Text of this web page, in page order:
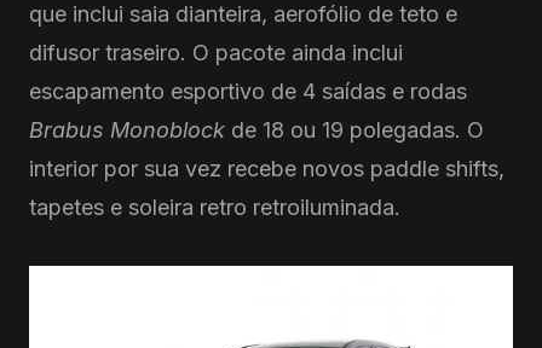
que inclui saia dianteira, aerofólio de teto e
difusor traseiro. O pacote ainda inclui
escapamento esportivo de 4 saídas e rodas
Brabus Monoblock de 18 ou 19 polegadas. O
interior por sua vez recebe novos paddle shifts,
tapetes e soleira retro retroiluminada.